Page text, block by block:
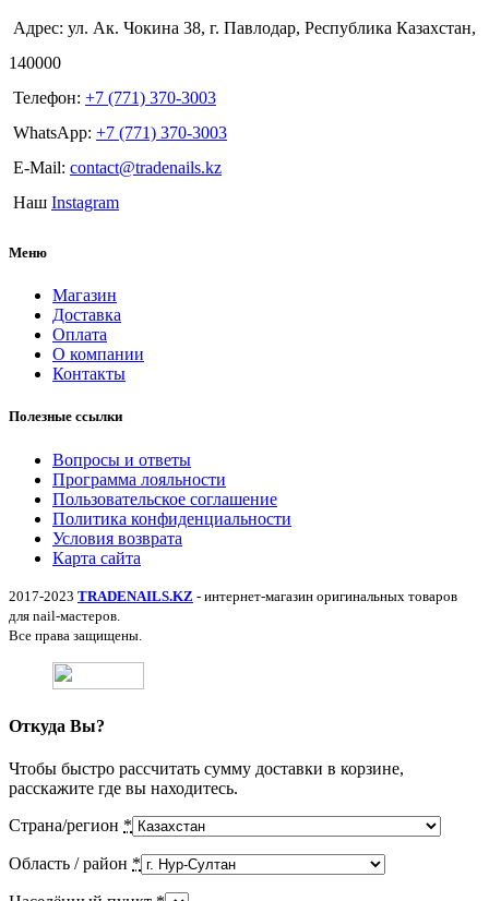
Адрес: ул. Ак. Чокина 38, г. Павлодар, Республика Казахстан,
140000
Телефон: +7 (771) 370-3003
WhatsApp: +7 (771) 370-3003
E-Mail: contact@tradenails.kz
Наш Instagram
Меню
Магазин
Доставка
Оплата
О компании
Контакты
Полезные ссылки
Вопросы и ответы
Программа лояльности
Пользовательское соглашение
Политика конфиденциальности
Условия возврата
Карта сайта
2017-2023 TRADENAILS.KZ - интернет-магазин оригинальных товаров
для nail-мастеров.
Все права защищены.
Откуда Вы?
Чтобы быстро рассчитать сумму доставки в корзине,
расскажите где вы находитесь.
Страна/регион *
Область / район *